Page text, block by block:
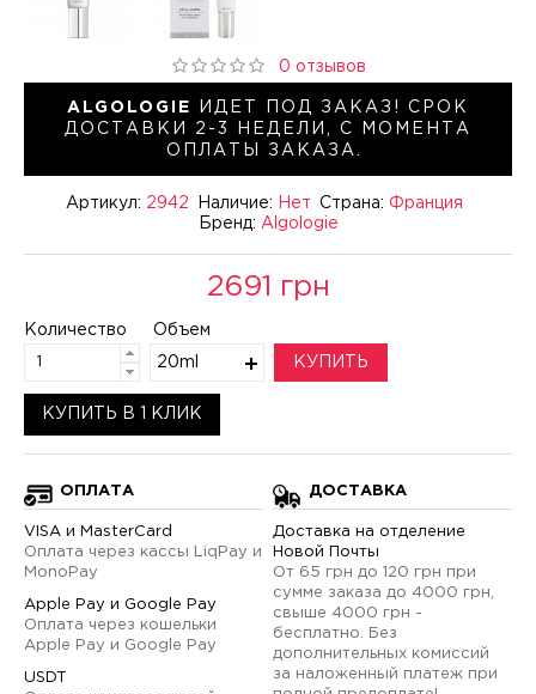
ALGOLOGIE
ИДЕТ ПОД ЗАКАЗ! СРОК
ДОСТАВКИ 2-3 НЕДЕЛИ, С МОМЕНТА
ОПЛАТЫ ЗАКАЗА.
Артикул: 2942 Наличие: Нет Страна: Франция
Бренд: Algologie
0 отзывов
2691 грн
Количество Объем
20ml КУПИТЬ
КУПИТЬ В 1 КЛИК
ОПЛАТА
VISA и MasterCard
Оплата через кассы LiqPay и
MonoPay
Apple Pay и Google Pay
Оплата через кошельки
Apple Pay и Google Pay
USDT
ДОСТАВКА
Доставка на отделение
Новой Почты
От 65 грн до 120 грн при
сумме заказа до 4000 грн,
свыше 4000 грн -
бесплатно. Без
дополнительных комиссий
за наложенный платеж при